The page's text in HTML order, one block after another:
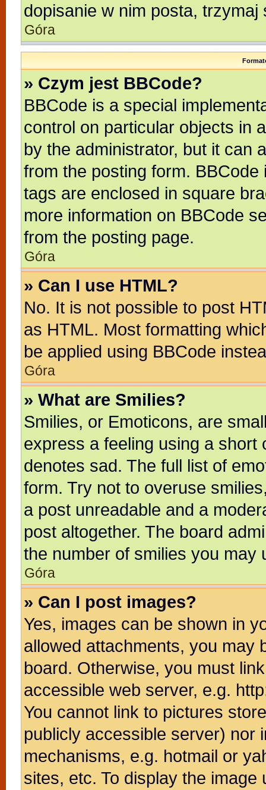
dopisanie w nim posta,
Góra
» Czym jest BBCode?
BBCode is a special
control on particular objects in
by the administrator, but it can
from the posting form.
tags are enclosed in square
more information on BBCode
from the posting page.
Góra
» Can I use HTML?
No. It is not possible to post
as HTML. Most formatting
be applied using BBCode
Góra
» What are Smilies?
Smilies, or Emoticons, are
express a feeling using a short
denotes sad. The full list of
form. Try not to overuse
a post unreadable and a
post altogether. The board
the number of smilies you may
Góra
» Can I post images?
Yes, images can be shown in
allowed attachments, you may
board. Otherwise, you must
accessible web server, e.g.
You cannot link to pictures
publicly accessible server) nor
mechanisms, e.g. hotmail or
sites, etc. To display the